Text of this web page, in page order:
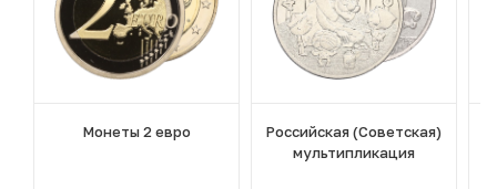
Монеты 2 евро
Российская (Советская)
мультипликация